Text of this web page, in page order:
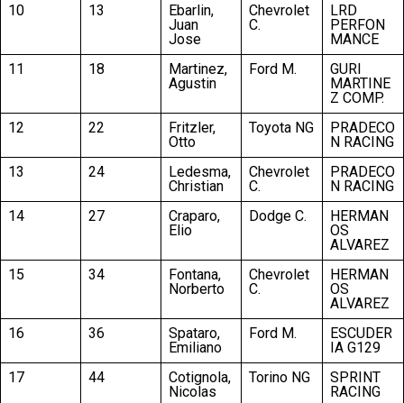
10
13
Ebarlin,
Juan
Jose
Chevrolet
C.
LRD
PERFON
MANCE
11
18
Martinez,
Agustin
Ford M.
GURI
MARTINE
Z COMP.
12
22
Fritzler,
Otto
Toyota NG
PRADECO
N RACING
13
24
Ledesma,
Christian
Chevrolet
C.
PRADECO
N RACING
14
27
Craparo,
Elio
Dodge C.
HERMAN
OS
ALVAREZ
15
34
Fontana,
Norberto
Chevrolet
C.
HERMAN
OS
ALVAREZ
16
36
Spataro,
Emiliano
Ford M.
ESCUDER
IA G129
17
44
Cotignola,
Nicolas
Torino NG
SPRINT
RACING